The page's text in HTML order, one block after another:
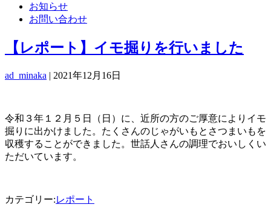
お知らせ
お問い合わせ
【レポート】イモ掘りを行いました
ad_minaka | 2021年12月16日
令和３年１２月５日（日）に、近所の方のご厚意によりイモ
掘りに出かけました。たくさんのじゃがいもとさつまいもを
収穫することができました。世話人さんの調理でおいしくい
ただいています。
カテゴリー:レポート